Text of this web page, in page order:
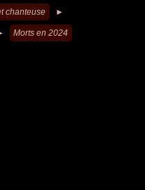
chanteuse ►
Morts en 2024